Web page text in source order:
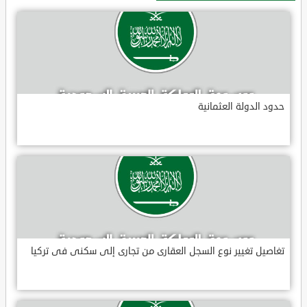
حدود الدولة العثمانية
تغاصيل تغيير نوع السجل العقارى من تجارى إلى سكنى فى تركيا